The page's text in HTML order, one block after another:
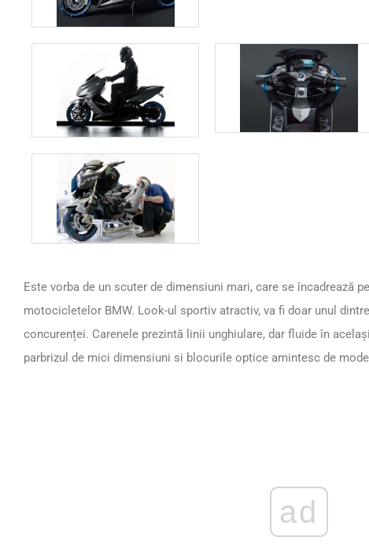
Este vorba de un scuter de dimensiuni mari, care se încadrează
motocicletelor BMW. Look-ul sportiv atractiv, va fi doar unul
concurenței. Carenele prezintă linii unghiulare, dar fluide în
parbrizul de mici dimensiuni si blocurile optice amintesc de
ad